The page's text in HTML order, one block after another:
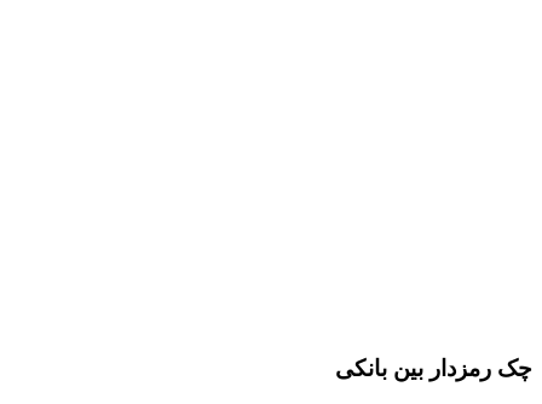
چک رمزدار بین بانکی